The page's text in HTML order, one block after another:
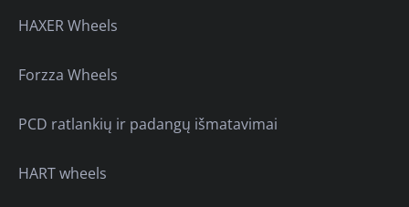
HAXER Wheels
Forzza Wheels
PCD ratlankių ir padangų išmatavimai
HART wheels